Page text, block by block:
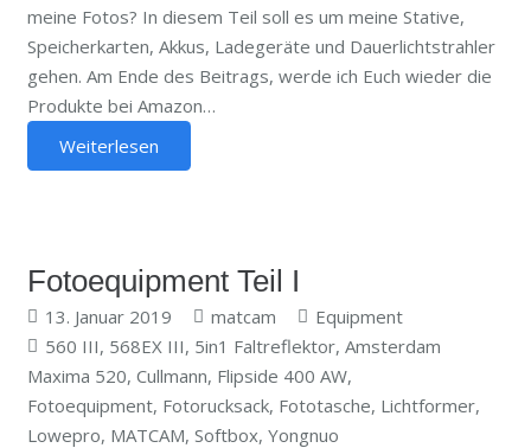
meine Fotos? In diesem Teil soll es um meine Stative,
Speicherkarten, Akkus, Ladegeräte und Dauerlichtstrahler
gehen. Am Ende des Beitrags, werde ich Euch wieder die
Produkte bei Amazon…
Weiterlesen
Fotoequipment Teil I
13. Januar 2019 matcam
Equipment
560 III, 568EX III, 5in1 Faltreflektor, Amsterdam
Maxima 520, Cullmann, Flipside 400 AW,
Fotoequipment, Fotorucksack, Fototasche, Lichtformer,
Lowepro, MATCAM, Softbox, Yongnuo